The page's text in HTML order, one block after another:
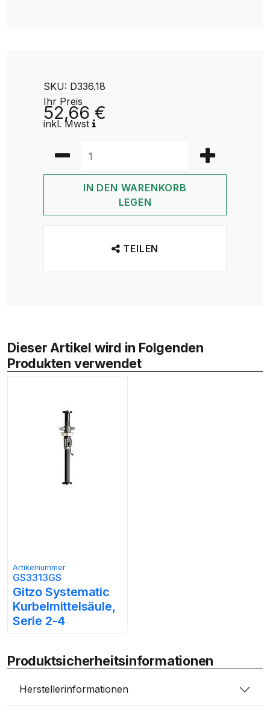
SKU: D336.18
Ihr Preis
52,66 €
inkl. Mwst
IN DEN WARENKORB
LEGEN
TEILEN
Dieser Artikel wird in Folgenden
Produkten verwendet
Artikelnummer
GS3313GS
Gitzo Systematic
Kurbelmittelsäule,
Serie 2-4
Produktsicherheitsinformationen
Herstellerinformationen